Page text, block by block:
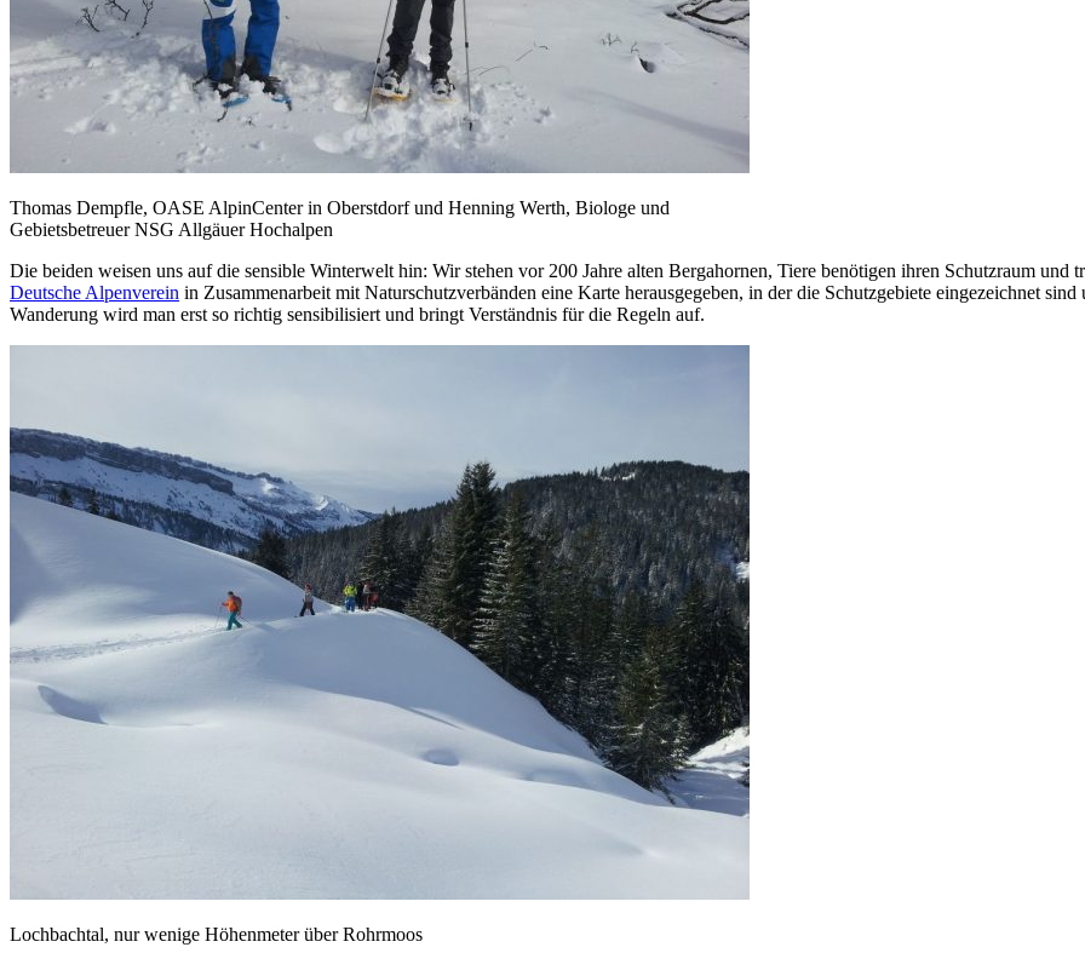
Thomas Dempfle, OASE AlpinCenter in Oberstdorf und Henning Werth, Biologe und
Gebietsbetreuer NSG Allgäuer Hochalpen
Die beiden weisen uns auf die sensible Winterwelt hin: Wir stehen vor 200 Jahre alten Bergahornen, Tiere benötigen ihren Schutzraum und
Deutsche Alpenverein in Zusammenarbeit mit Naturschutzverbänden eine Karte herausgegeben, in der die Schutzgebiete eingezeichnet
Wanderung wird man erst so richtig sensibilisiert und bringt Verständnis für die Regeln auf.
Lochbachtal, nur wenige Höhenmeter über Rohrmoos